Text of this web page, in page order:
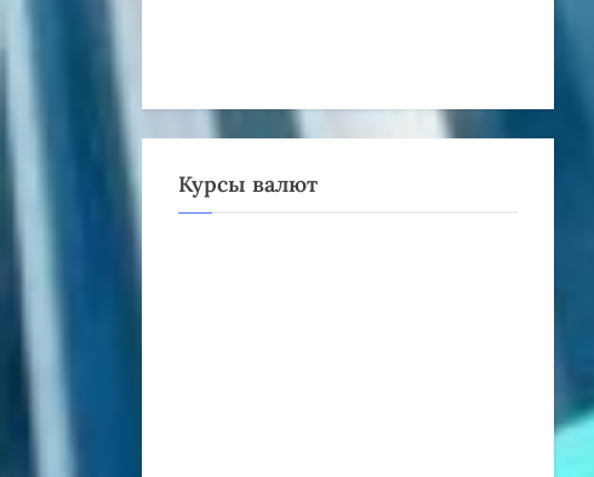
Курсы валют